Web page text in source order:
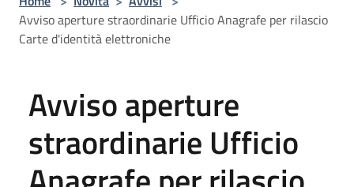
Avviso aperture straordinarie Ufficio Anagrafe per rilascio
Carte d'identità elettroniche
Avviso aperture
straordinarie Ufficio